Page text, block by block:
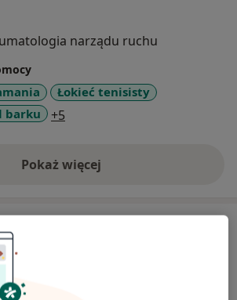
narządu ruchu
Łokieć tenisisty
barku +5
Pokaż więcejo doświadczeniu